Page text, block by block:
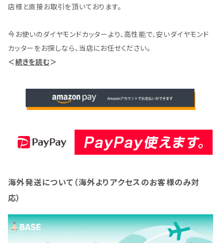
店様と直接お取引を頂いております。
今お使いのダイヤモンドカッターより、高性能で、安いダイヤモンド
カッターをお探しなら、当店にお任せください。
＜続きを読む＞
海外発送について（海外よりアクセスのお客様のみ対
応）